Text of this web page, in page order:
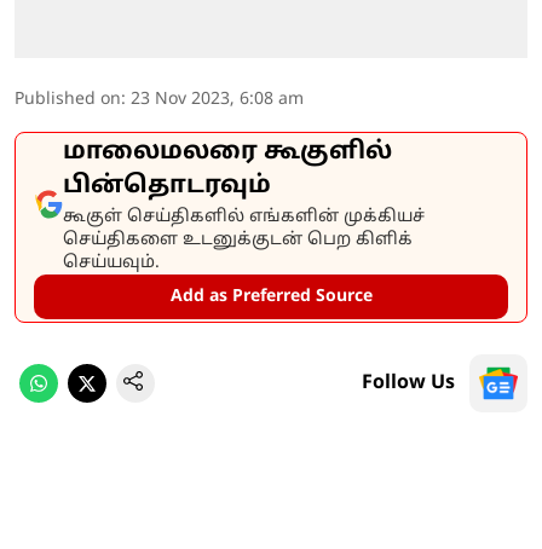
Published on: 23 Nov 2023, 6:08 am
மாலைமலரை கூகுளில்
பின்தொடரவும்
கூகுள் செய்திகளில் எங்களின் முக்கியச்
செய்திகளை உடனுக்குடன் பெற கிளிக்
செய்யவும்.
Add as Preferred Source
Follow Us